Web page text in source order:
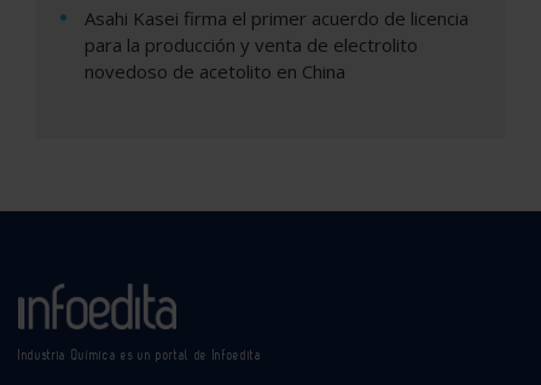
Asahi Kasei firma el primer acuerdo de licencia
para la producción y venta de electrolito
novedoso de acetolito en China
Industria Química es un portal de Infoedita